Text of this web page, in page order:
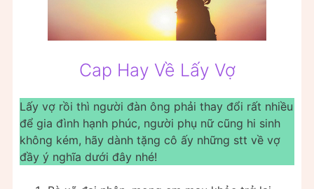
Cap Hay Về Lấy Vợ
Lấy vợ rồi thì người đàn ông phải thay đổi rất nhiều
để gia đình hạnh phúc, người phụ nữ cũng hi sinh
không kém, hãy dành tặng cô ấy những stt về vợ
đầy ý nghĩa dưới đây nhé!